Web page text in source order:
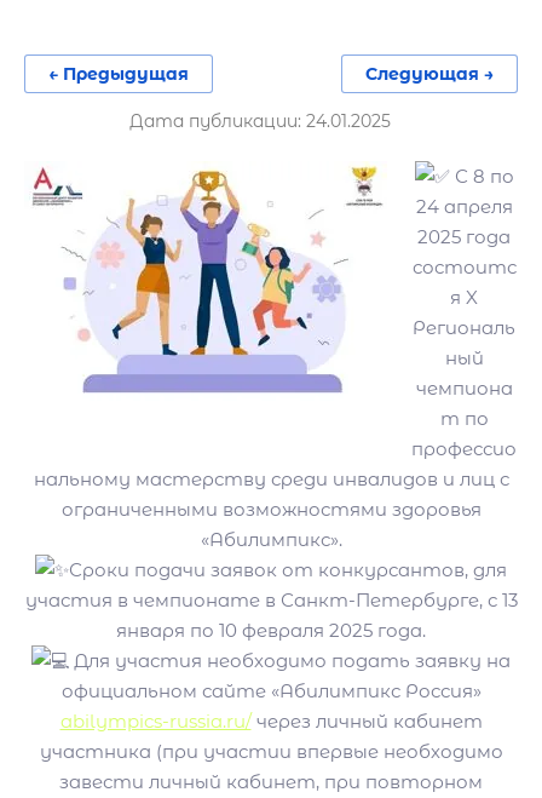
← Предыдущая Следующая →
Дата публикации: 24.01.2025
С 8 по
24 апреля
2025 года
состоитс
я X
Региональ
ный
чемпиона
т по
профессио
нальному мастерству среди инвалидов и лиц с
ограниченными возможностями здоровья
«Абилимпикс».
Сроки подачи заявок от конкурсантов, для
участия в чемпионате в Санкт-Петербурге, с 13
января по 10 февраля 2025 года.
Для участия необходимо подать заявку на
официальном сайте «Абилимпикс Россия»
abilympics-russia.ru/через личный кабинет
участника (при участии впервые необходимо
завести личный кабинет, при повторном